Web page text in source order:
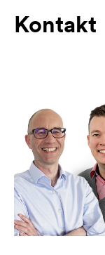
Kontakt